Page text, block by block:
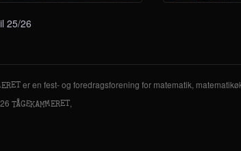
25/26
ERETer en fest- og foredragsforening for matematik,
TÅGEKAMMERET,